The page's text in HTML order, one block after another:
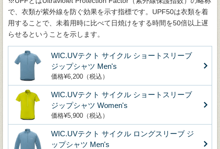
で、衣類が紫外線を防ぐ効果を示す指標です。UPF50は衣類を着
用することで、未着用時に比べて日焼けをする時間を50倍以上遅
らせるということを示します。
WIC.UVテクト サイクル ショートスリーブ
ジップシャツ Men's
価格¥6,200（税込）
WIC.UVテクト サイクル ショートスリーブ
ジップシャツ Women's
価格¥5,900（税込）
WIC.UVテクト サイクル ロングスリーブ ジ
ップシャツ Men's